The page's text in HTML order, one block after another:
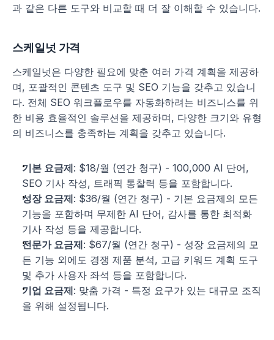
과 같은 다른 도구와 비교할 때 더 잘 이해할 수 있습니다.
스케일넛 가격
스케일넛은 다양한 필요에 맞춘 여러 가격 계획을 제공하
며, 포괄적인 콘텐츠 도구 및 SEO 기능을 갖추고 있습니
다. 전체 SEO 워크플로우를 자동화하려는 비즈니스를 위
한 비용 효율적인 솔루션을 제공하며, 다양한 크기와 유형
의 비즈니스를 충족하는 계획을 갖추고 있습니다.
기본 요금제: $18/월 (연간 청구) - 100,000 AI 단어,
SEO 기사 작성, 트래픽 통찰력 등을 포함합니다.
성장 요금제: $36/월 (연간 청구) - 기본 요금제의 모든
기능을 포함하며 무제한 AI 단어, 감사를 통한 최적화
기사 작성 등을 제공합니다.
전문가 요금제: $67/월 (연간 청구) - 성장 요금제의 모
든 기능 외에도 경쟁 제품 분석, 고급 키워드 계획 도구
및 추가 사용자 좌석 등을 포함합니다.
기업 요금제: 맞춤 가격 - 특정 요구가 있는 대규모 조직
을 위해 설정됩니다.